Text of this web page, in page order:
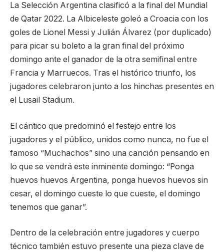
La Selección Argentina clasificó a la final del Mundial
de Qatar 2022. La Albiceleste goleó a Croacia con los
goles de Lionel Messi y Julián Álvarez (por duplicado)
para picar su boleto a la gran final del próximo
domingo ante el ganador de la otra semifinal entre
Francia y Marruecos. Tras el histórico triunfo, los
jugadores celebraron junto a los hinchas presentes en
el Lusail Stadium.
El cántico que predominó el festejo entre los
jugadores y el público, unidos como nunca, no fue el
famoso “Muchachos” sino una canción pensando en
lo que se vendrá este inminente domingo: “Ponga
huevos huevos Argentina, ponga huevos huevos sin
cesar, el domingo cueste lo que cueste, el domingo
tenemos que ganar”.
Dentro de la celebración entre jugadores y cuerpo
técnico también estuvo presente una pieza clave de